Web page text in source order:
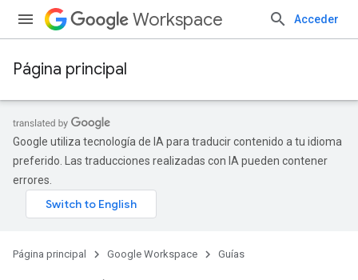
Workspace Acceder
Página principal
Google utiliza tecnología de IA para traducir contenido a tu idioma
preferido. Las traducciones realizadas con IA pueden contener
errores.
Página principal Google Workspace Guías